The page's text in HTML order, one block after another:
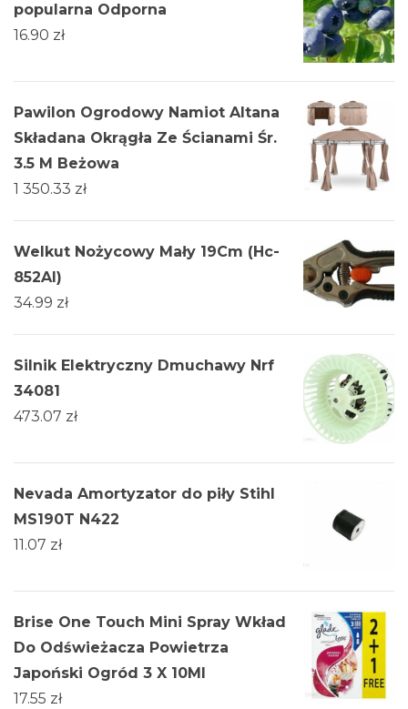
popularna Odporna
16.90 zł
Pawilon Ogrodowy Namiot Altana
Składana Okrągła Ze Ścianami Śr.
3.5 M Beżowa
1 350.33 zł
Welkut Nożycowy Mały 19Cm (Hc-
852Al)
34.99 zł
Silnik Elektryczny Dmuchawy Nrf
34081
473.07 zł
Nevada Amortyzator do piły Stihl
MS190T N422
11.07 zł
Brise One Touch Mini Spray Wkład
Do Odświeżacza Powietrza
Japoński Ogród 3 X 10Ml
17.55 zł